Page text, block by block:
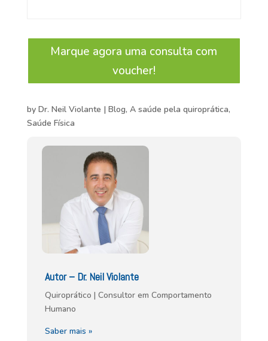
Marque agora uma consulta com
voucher!
by Dr. Neil Violante | Blog, A saúde pela quiroprática,
Saúde Física
Autor – Dr. Neil Violante
Quiroprático | Consultor em Comportamento
Humano
Saber mais »